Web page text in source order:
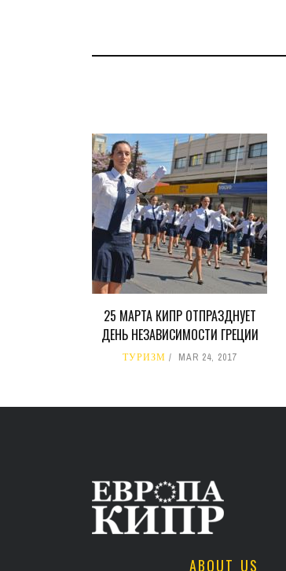
25 МАРТА КИПР ОТПРАЗДНУЕТ
ДЕНЬ НЕЗАВИСИМОСТИ ГРЕЦИИ
ТУРИЗМ MAR 24, 2017
ABOUT US